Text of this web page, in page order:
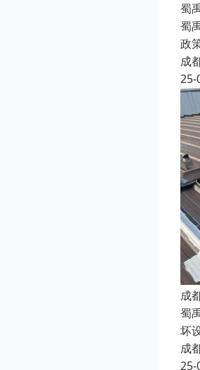
蜀
蜀
政
成
25-
成
蜀
坏
成
25-